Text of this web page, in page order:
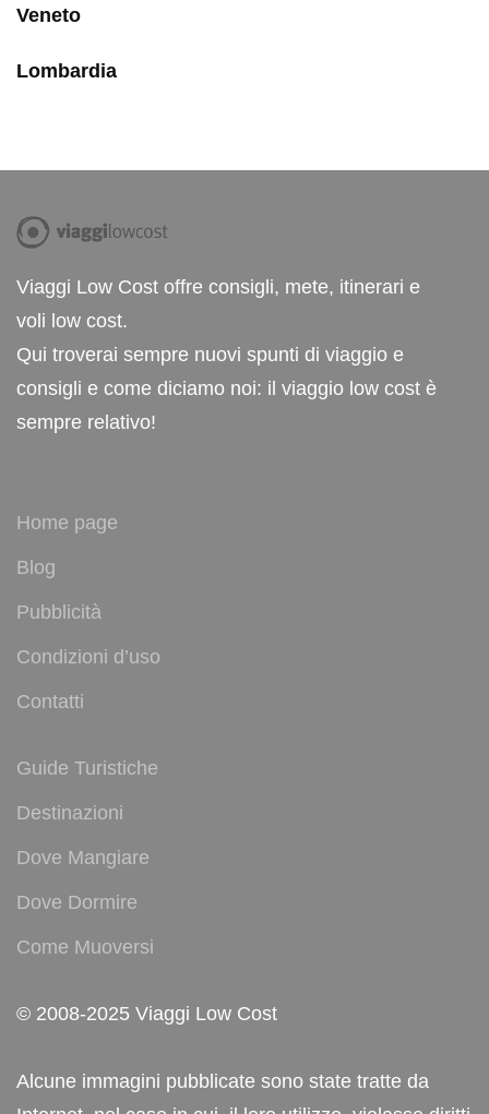
Veneto
Lombardia
Viaggi Low Cost offre consigli, mete, itinerari e
voli low cost.
Qui troverai sempre nuovi spunti di viaggio e
consigli e come diciamo noi: il viaggio low cost è
sempre relativo!
Home page
Blog
Pubblicità
Condizioni d’uso
Contatti
Guide Turistiche
Destinazioni
Dove Mangiare
Dove Dormire
Come Muoversi
© 2008-2025 Viaggi Low Cost
Alcune immagini pubblicate sono state tratte da